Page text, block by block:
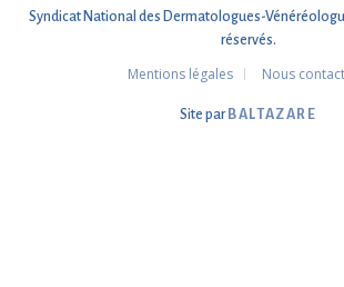
Syndicat National des Dermatologues-
réservés.
Mentions légales Nous
Site par BALTAZARE